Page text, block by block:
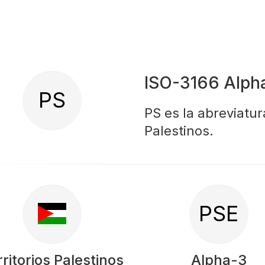
PS
ISO-3166
PS es la
Palestinos.
Palestinos
PSE
Alpha-3